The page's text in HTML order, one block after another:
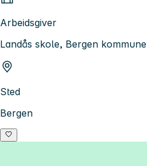
Arbeidsgiver
Landås skole, Bergen kommune
Sted
Bergen